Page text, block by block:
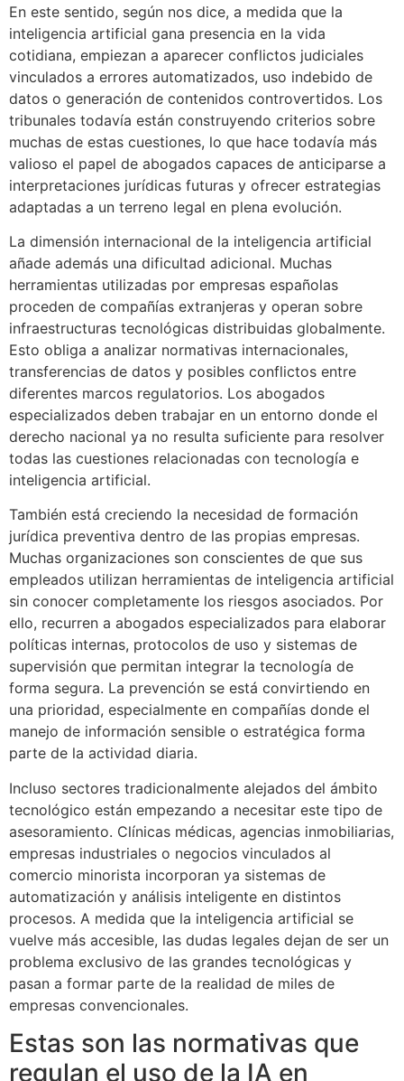
En este sentido, según nos dice, a medida que la
inteligencia artificial gana presencia en la vida
cotidiana, empiezan a aparecer conflictos judiciales
vinculados a errores automatizados, uso indebido de
datos o generación de contenidos controvertidos. Los
tribunales todavía están construyendo criterios sobre
muchas de estas cuestiones, lo que hace todavía más
valioso el papel de abogados capaces de anticiparse a
interpretaciones jurídicas futuras y ofrecer estrategias
adaptadas a un terreno legal en plena evolución.
La dimensión internacional de la inteligencia artificial
añade además una dificultad adicional. Muchas
herramientas utilizadas por empresas españolas
proceden de compañías extranjeras y operan sobre
infraestructuras tecnológicas distribuidas globalmente.
Esto obliga a analizar normativas internacionales,
transferencias de datos y posibles conflictos entre
diferentes marcos regulatorios. Los abogados
especializados deben trabajar en un entorno donde el
derecho nacional ya no resulta suficiente para resolver
todas las cuestiones relacionadas con tecnología e
inteligencia artificial.
También está creciendo la necesidad de formación
jurídica preventiva dentro de las propias empresas.
Muchas organizaciones son conscientes de que sus
empleados utilizan herramientas de inteligencia artificial
sin conocer completamente los riesgos asociados. Por
ello, recurren a abogados especializados para elaborar
políticas internas, protocolos de uso y sistemas de
supervisión que permitan integrar la tecnología de
forma segura. La prevención se está convirtiendo en
una prioridad, especialmente en compañías donde el
manejo de información sensible o estratégica forma
parte de la actividad diaria.
Incluso sectores tradicionalmente alejados del ámbito
tecnológico están empezando a necesitar este tipo de
asesoramiento. Clínicas médicas, agencias inmobiliarias,
empresas industriales o negocios vinculados al
comercio minorista incorporan ya sistemas de
automatización y análisis inteligente en distintos
procesos. A medida que la inteligencia artificial se
vuelve más accesible, las dudas legales dejan de ser un
problema exclusivo de las grandes tecnológicas y
pasan a formar parte de la realidad de miles de
empresas convencionales.
Estas son las normativas que
regulan el uso de la IA en